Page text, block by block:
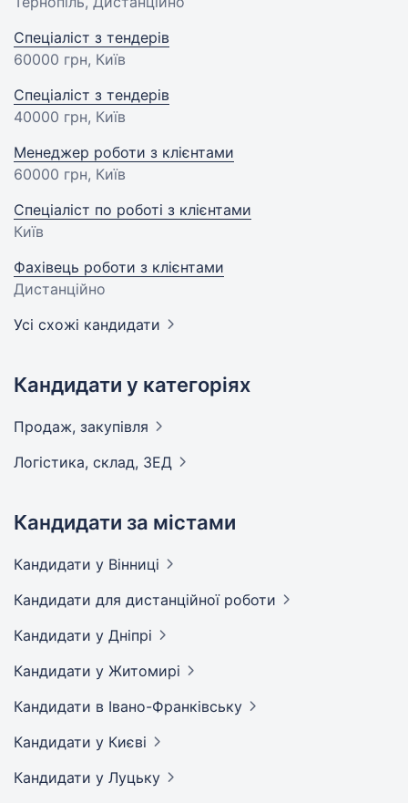
Спеціаліст з тендерів
60000 грн, Київ
Спеціаліст з тендерів
40000 грн, Київ
Менеджер роботи з клієнтами
60000 грн, Київ
Спеціаліст по роботі з клієнтами
Київ
Фахівець роботи з клієнтами
Дистанційно
Усі схожі кандидати
Кандидати у категоріях
Продаж, закупівля
Логістика, склад, ЗЕД
Кандидати за містами
Кандидати у Вінниці
Кандидати для дистанційної роботи
Кандидати у Дніпрі
Кандидати у Житомирі
Кандидати в Івано-Франківську
Кандидати у Києві
Кандидати у Луцьку